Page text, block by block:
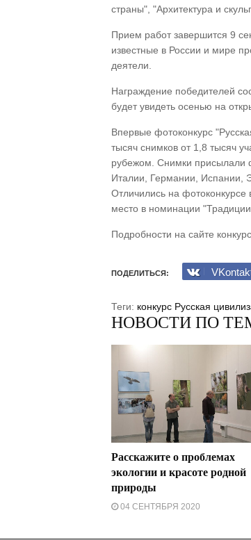
страны", "Архитектура и
Прием работ завершится 9
известные в России и мире
деятели.
Награждение победителей
будет увидеть осенью на
Впервые фотоконкурс
тысяч снимков от 1,8 тысяч
рубежом. Снимки присылали
Италии, Германии, Испании,
Отличились на
место в номинации
Подробности на сайте
ПОДЕЛИТЬСЯ:
Теги: конкурс Русская
НОВОСТИ ПО
Расскажите о проблемах
экологии и красоте родной
природы
04 СЕНТЯБРЯ 2020